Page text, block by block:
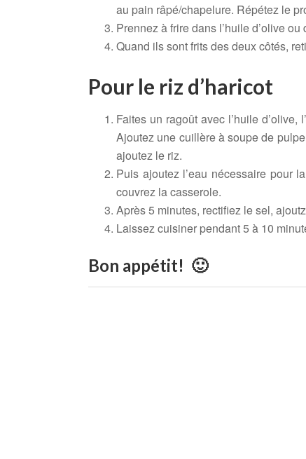
au pain râpé/chapelure. Répétez le
Prennez à frire dans l’huile d’olive
Quand ils sont frits des deux côtés,
Pour le riz d’haricot
Faites un ragoût avec l’huile
Ajoutez une cuillère à soupe de
ajoutez le riz.
Puis ajoutez l’eau nécessaire pour
couvrez la casserole.
Après 5 minutes, rectifiez le sel,
Laissez cuisiner pendant 5 à 10
Bon appétit! 🙂